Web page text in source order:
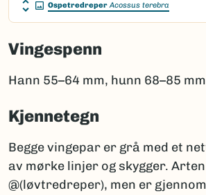
Ospetredreper Acossus terebra
Vingespenn
Hann 55–64 mm, hunn 68–85
Kjennetegn
Begge vingepar er grå med et
av mørke linjer og skygger.
@(løvtredreper), men er